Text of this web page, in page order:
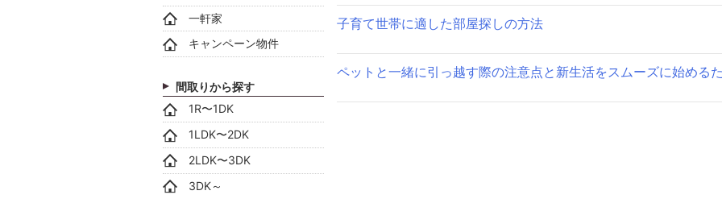
子育て世帯に適した部屋探しの方法
ペットと一緒に引っ越す際の注意点と新生活をスムーズに始める
一軒家
キャンペーン物件
間取りから探す
1R〜1DK
1LDK〜2DK
2LDK〜3DK
3DK～